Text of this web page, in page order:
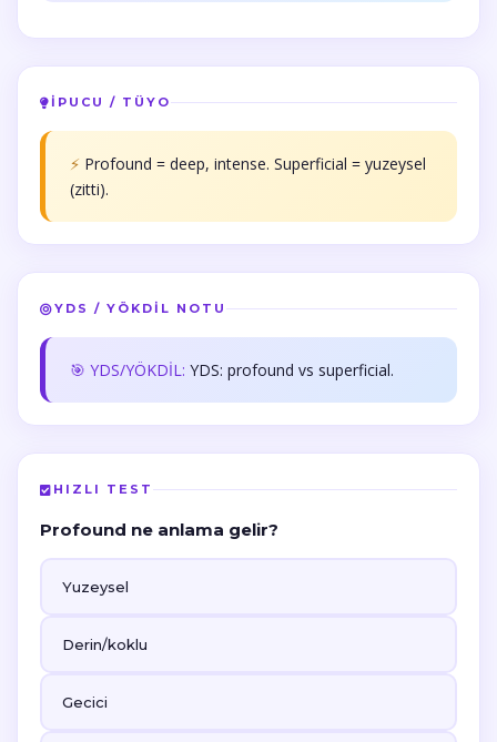
İPUCU / TÜYO
⚡ Profound = deep, intense. Superficial = yuzeysel
(zitti).
YDS / YÖKDİL NOTU
🎯 YDS/YÖKDİL: YDS: profound vs superficial.
HIZLI TEST
Profound ne anlama gelir?
Yuzeysel
Derin/koklu
Gecici